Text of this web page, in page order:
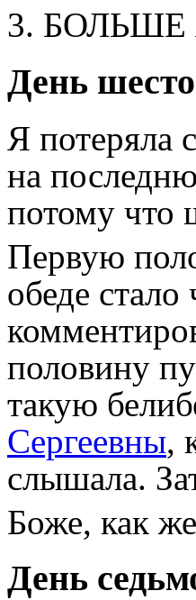
БОЛЬШЕ
День
Я потеряла
на
потому что
Первую
обеде
половину
такую
Сергеевны,
слышала.
Боже, как
День